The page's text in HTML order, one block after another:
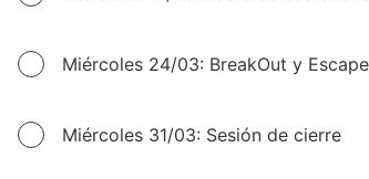
Miércoles 24/03: BreakOut y
Miércoles 31/03: Sesión de cierre